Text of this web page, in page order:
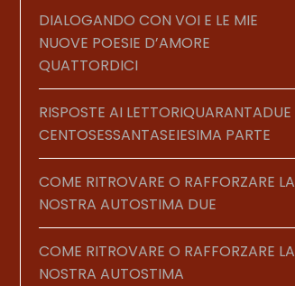
DIALOGANDO CON VOI E LE MIE
NUOVE POESIE D’AMORE
QUATTORDICI
RISPOSTE AI LETTORIQUARANTADUE
CENTOSESSANTASEIESIMA PARTE
COME RITROVARE O RAFFORZARE LA
NOSTRA AUTOSTIMA DUE
COME RITROVARE O RAFFORZARE LA
NOSTRA AUTOSTIMA